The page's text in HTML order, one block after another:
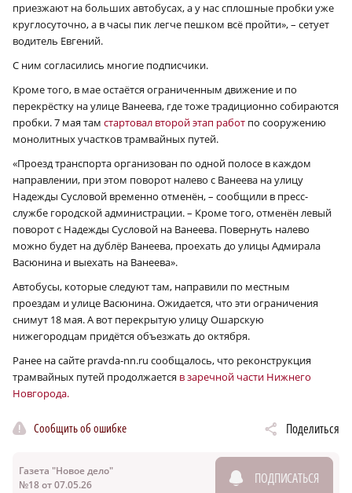
приезжают на больших автобусах, а у нас сплошные пробки уже
круглосуточно, а в часы пик легче пешком всё пройти», – сетует
водитель Евгений.
С ним согласились многие подписчики.
Кроме того, в мае остаётся ограниченным движение и по
перекрёстку на улице Ванеева, где тоже традиционно собираются
пробки. 7 мая там стартовал второй этап работ по сооружению
монолитных участков трамвайных путей.
«Проезд транспорта организован по одной полосе в каждом
направлении, при этом поворот налево с Ванеева на улицу
Надежды Сусловой временно отменён, – сообщили в пресс-
службе городской администрации. – Кроме того, отменён левый
поворот с Надежды Сусловой на Ванеева. Повернуть налево
можно будет на дублёр Ванеева, проехать до улицы Адмирала
Васюнина и выехать на Ванеева».
Автобусы, которые следуют там, направили по местным
проездам и улице Васюнина. Ожидается, что эти ограничения
снимут 18 мая. А вот перекрытую улицу Ошарскую
нижегородцам придётся объезжать до октября.
Ранее на сайте pravda-nn.ru сообщалось, что реконструкция
трамвайных путей продолжается в заречной части Нижнего
Новгорода.
Сообщить об ошибке Поделиться
Газета "Новое дело"
№18 от 07.05.26
ПОДПИСАТЬСЯ